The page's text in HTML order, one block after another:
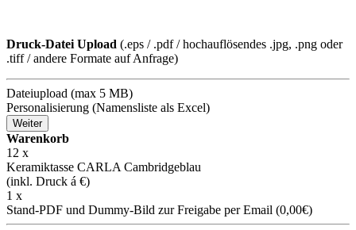
Druck-Datei Upload (.eps / .pdf / hochauflösendes .jpg, .png oder
.tiff / andere Formate auf Anfrage)
Dateiupload (max 5 MB)
Personalisierung (Namensliste als Excel)
Weiter
Warenkorb
12 x
Keramiktasse CARLA Cambridgeblau
(inkl. Druck á €)
1 x
Stand-PDF und Dummy-Bild zur Freigabe per Email (0,00€)